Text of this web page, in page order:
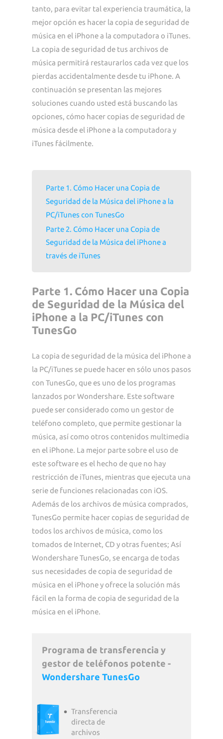
tanto, para evitar tal experiencia traumática, la
mejor opción es hacer la copia de seguridad de
música en el iPhone a la computadora o iTunes.
La copia de seguridad de tus archivos de
música permitirá restaurarlos cada vez que los
pierdas accidentalmente desde tu iPhone. A
continuación se presentan las mejores
soluciones cuando usted está buscando las
opciones, cómo hacer copias de seguridad de
música desde el iPhone a la computadora y
iTunes fácilmente.
Parte 1. Cómo Hacer una Copia de
Seguridad de la Música del iPhone a la
PC/iTunes con TunesGo
Parte 2. Cómo Hacer una Copia de
Seguridad de la Música del iPhone a
través de iTunes
Parte 1. Cómo Hacer una Copia
de Seguridad de la Música del
iPhone a la PC/iTunes con
TunesGo
La copia de seguridad de la música del iPhone a
la PC/iTunes se puede hacer en sólo unos pasos
con TunesGo, que es uno de los programas
lanzados por Wondershare. Este software
puede ser considerado como un gestor de
teléfono completo, que permite gestionar la
música, así como otros contenidos multimedia
en el iPhone. La mejor parte sobre el uso de
este software es el hecho de que no hay
restricción de iTunes, mientras que ejecuta una
serie de funciones relacionadas con iOS.
Además de los archivos de música comprados,
TunesGo permite hacer copias de seguridad de
todos los archivos de música, como los
tomados de Internet, CD y otras fuentes; Así
Wondershare TunesGo, se encarga de todas
sus necesidades de copia de seguridad de
música en el iPhone y ofrece la solución más
fácil en la forma de copia de seguridad de la
música en el iPhone.
Programa de transferencia y
gestor de teléfonos potente -
Wondershare TunesGo
Transferencia
directa de
archivos